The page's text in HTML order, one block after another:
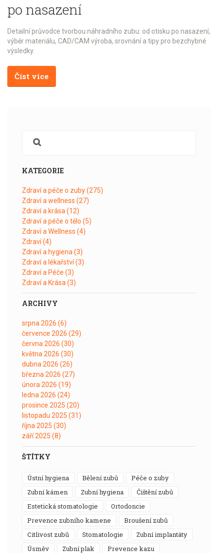
po nasazení
Detailní průvodce tvorbou náhradního zubu: od otisku po nasazení,
výběr materiálu, CAD/CAM výroba, srovnání a tipy pro bezchybné
výsledky.
Číst více
KATEGORIE
Zdraví a péče o zuby(275)
Zdraví a wellness (27)
Zdraví a krása (12)
Zdraví a péče o tělo (5)
Zdraví a Wellness (4)
Zdraví(4)
Zdraví a hygiena (3)
Zdraví a lékařství(3)
Zdraví a Péče (3)
Zdraví a Krása (3)
ARCHIVY
srpna 2026 (6)
července 2026 (29)
června 2026 (30)
května 2026 (30)
dubna 2026 (26)
března 2026 (27)
února 2026 (19)
ledna 2026 (24)
prosince 2025 (20)
listopadu 2025 (31)
října 2025 (30)
září 2025 (8)
ŠTÍTKY
ústní hygiena bělení zubů
péče o zuby
zubní kámen
zubní hygiena
čištění zubů
estetická stomatologie
ortodoncie
prevence zubního kamene
broušení zubů
citlivost zubů
stomatologie
zubní implantáty
úsměv
zubní plak
prevence kazu